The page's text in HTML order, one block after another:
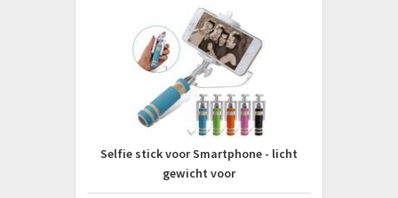
Selfie stick voor Smartphone - licht
gewicht voor
Samsung/iPhone/HTC/Apple